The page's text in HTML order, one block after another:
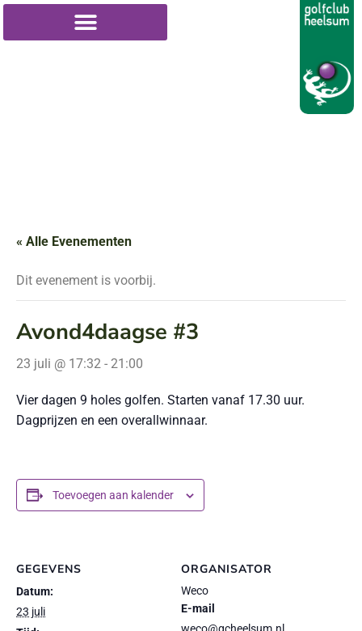
« Alle Evenementen
Dit evenement is voorbij.
Avond4daagse #3
23 juli @ 17:32 - 21:00
Vier dagen 9 holes golfen. Starten vanaf 17.30 uur.
Dagprijzen en een overallwinnaar.
Toevoegen aan kalender
GEGEVENS
Datum:
23 juli
ORGANISATOR
Weco
E-mail
weco@gcheelsum.nl